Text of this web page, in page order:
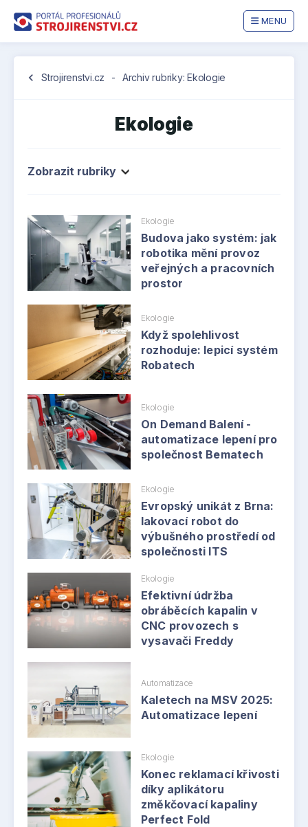
MENU
chevron_left Strojirenstvi.cz - Archiv rubriky: Ekologie
Ekologie
Zobrazit rubriky
Ekologie
Budova jako systém: jak
robotika mění provoz
veřejných a pracovních
prostor
Ekologie
Když spolehlivost
rozhoduje: lepicí systém
Robatech
Ekologie
On Demand Balení -
automatizace lepení pro
společnost Bematech
Ekologie
Evropský unikát z Brna:
lakovací robot do
výbušného prostředí od
společnosti ITS
Ekologie
Efektivní údržba
obráběcích kapalin v
CNC provozech s
vysavači Freddy
Automatizace
Kaletech na MSV 2025:
Automatizace lepení
Ekologie
Konec reklamací křivosti
díky aplikátoru
změkčovací kapaliny
Perfect Fold